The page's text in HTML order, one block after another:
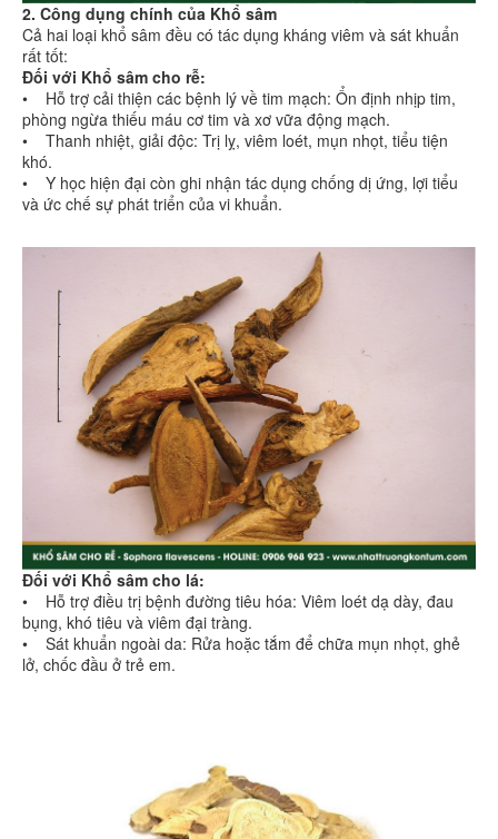
2. Công dụng chính của Khổ sâm
Cả hai loại khổ sâm đều có tác dụng kháng viêm và sát khuẩn
rất tốt:
Đối với Khổ sâm cho rễ:
• Hỗ trợ cải thiện các bệnh lý về tim mạch: Ổn định nhịp tim,
phòng ngừa thiếu máu cơ tim và xơ vữa động mạch.
• Thanh nhiệt, giải độc: Trị lỵ, viêm loét, mụn nhọt, tiểu tiện
khó.
• Y học hiện đại còn ghi nhận tác dụng chống dị ứng, lợi tiểu
và ức chế sự phát triển của vi khuẩn.
Đối với Khổ sâm cho lá:
• Hỗ trợ điều trị bệnh đường tiêu hóa: Viêm loét dạ dày, đau
bụng, khó tiêu và viêm đại tràng.
• Sát khuẩn ngoài da: Rửa hoặc tắm để chữa mụn nhọt, ghẻ
lở, chốc đầu ở trẻ em.